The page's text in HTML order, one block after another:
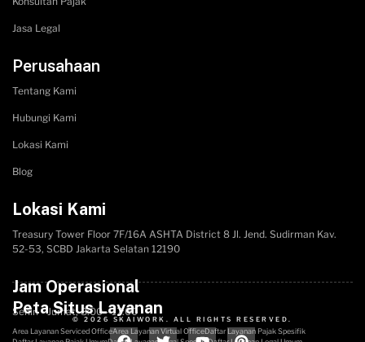
Jasa Legal
Perusahaan
Tentang Kami
Hubungi Kami
Lokasi Kami
Blog
Lokasi Kami
Treasury Tower Floor 7F/16A​ ASHTA District 8 Jl. Jend. Sudirman Kav.
52-53, SCBD Jakarta Selatan 12190
Jam Operasional
Senin - Jumat, 8:00 - 17:00
Peta Situs Layanan
Area Layanan Serviced OfficeArea Layanan Virtual OfficeDaftar Layanan Pajak Spesifik
© 2026 SKAIWORK. ALL RIGHTS RESERVED.